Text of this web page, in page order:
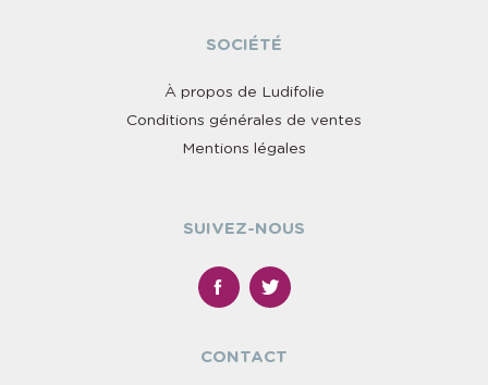
SOCIÉTÉ
À propos de Ludifolie
Conditions générales de ventes
Mentions légales
SUIVEZ-NOUS
CONTACT